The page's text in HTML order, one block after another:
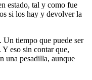
estado, tal y como fue
si los hay y devolver la
Un tiempo que puede ser
eso sin contar que,
una pesadilla, aunque